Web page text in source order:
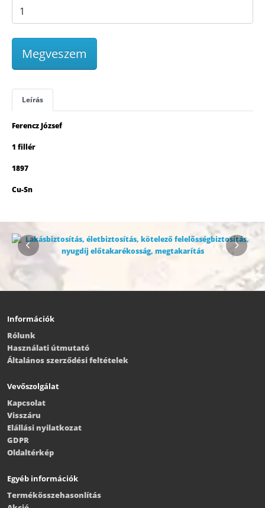
Megveszem
Leírás
Ferencz József
1 fillér
1897
Cu-Sn
Használati útmutató
Általános szerződési feltételek
Vevőszolgálat
Visszáru
Elállási nyilatkozat
GDPR
Oldaltérkép
Egyéb információk
Akció